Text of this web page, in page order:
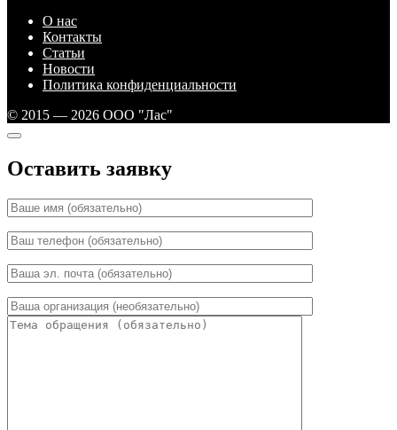
О нас
Контакты
Статьи
Новости
Политика конфиденциальности
© 2015 — 2026 ООО "Лас"
Оставить заявку